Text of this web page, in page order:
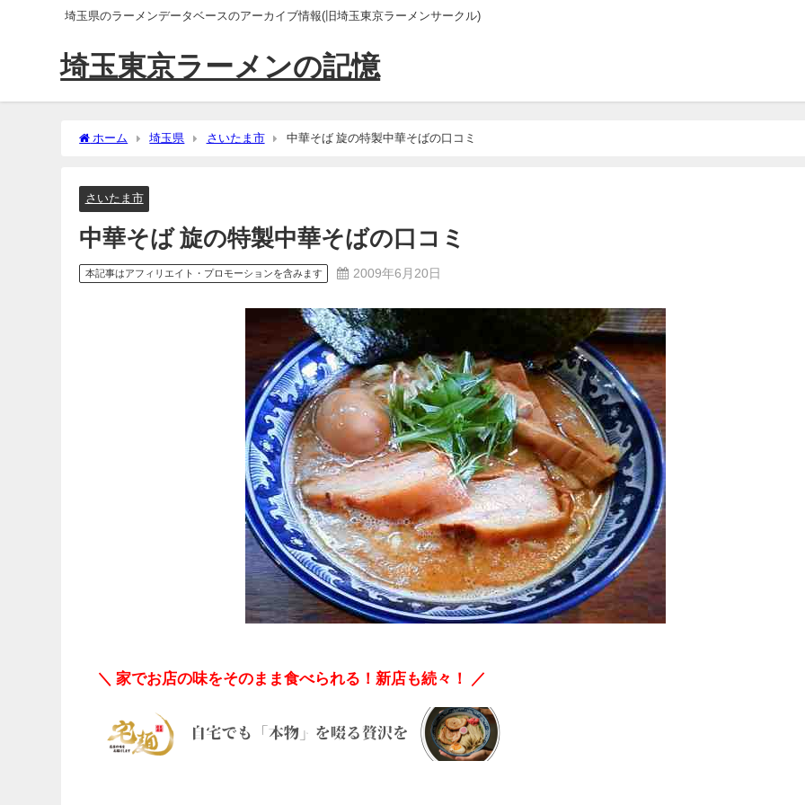
埼玉県のラーメンデータベースのアーカイブ情報(旧埼玉東京ラーメンサークル)
埼玉東京ラーメンの記憶
ホーム 埼玉県 さいたま市 中華そば 旋の特製中華そばの口コミ
さいたま市
中華そば 旋の特製中華そばの口コミ
本記事はアフィリエイト・プロモーションを含みます 2009年6月20日
＼ 家でお店の味をそのまま食べられる！新店も続々！ ／